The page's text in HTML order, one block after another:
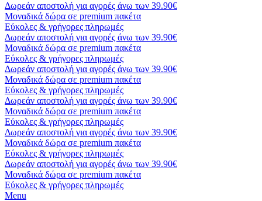
Δωρεάν αποστολή για αγορές άνω των 39.90€
Μοναδικά δώρα σε premium πακέτα
Εύκολες & γρήγορες πληρωμές
Δωρεάν αποστολή για αγορές άνω των 39.90€
Μοναδικά δώρα σε premium πακέτα
Εύκολες & γρήγορες πληρωμές
Δωρεάν αποστολή για αγορές άνω των 39.90€
Μοναδικά δώρα σε premium πακέτα
Εύκολες & γρήγορες πληρωμές
Δωρεάν αποστολή για αγορές άνω των 39.90€
Μοναδικά δώρα σε premium πακέτα
Εύκολες & γρήγορες πληρωμές
Δωρεάν αποστολή για αγορές άνω των 39.90€
Μοναδικά δώρα σε premium πακέτα
Εύκολες & γρήγορες πληρωμές
Δωρεάν αποστολή για αγορές άνω των 39.90€
Μοναδικά δώρα σε premium πακέτα
Εύκολες & γρήγορες πληρωμές
Menu